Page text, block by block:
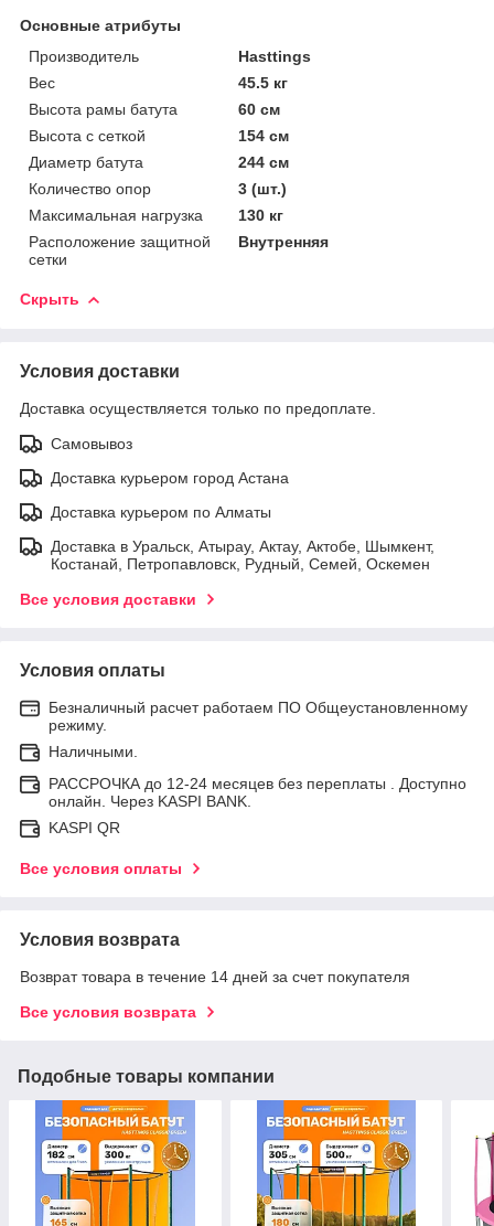
Основные атрибуты
Производитель
Hasttings
Вес
45.5 кг
Высота рамы батута
60 см
Высота с сеткой
154 см
Диаметр батута
244 см
Количество опор
3 (шт.)
Максимальная нагрузка
130 кг
Расположение защитной
сетки
Внутренняя
Скрыть
Условия доставки
Доставка осуществляется только по предоплате.
Самовывоз
Доставка курьером город Астана
Доставка курьером по Алматы
Доставка в Уральск, Атырау, Актау, Актобе, Шымкент,
Костанай, Петропавловск, Рудный, Семей, Оскемен
Все условия доставки
Условия оплаты
Безналичный расчет работаем ПО Общеустановленному
режиму.
Наличными.
РАССРОЧКА до 12-24 месяцев без переплаты . Доступно
онлайн. Через KASPI BANK.
KASPI QR
Все условия оплаты
Условия возврата
Возврат товара в течение 14 дней за счет покупателя
Все условия возврата
Подобные товары компании